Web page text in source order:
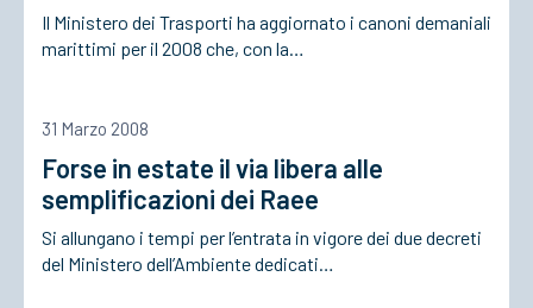
Il Ministero dei Trasporti ha aggiornato i canoni demaniali
marittimi per il 2008 che, con la…
31 Marzo 2008
Forse in estate il via libera alle
semplificazioni dei Raee
Si allungano i tempi per l’entrata in vigore dei due decreti
del Ministero dell’Ambiente dedicati…